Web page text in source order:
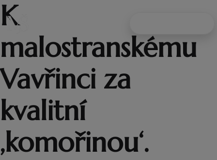
K
malostranskému
Vavřinci za
kvalitní
‚komořinou‘.